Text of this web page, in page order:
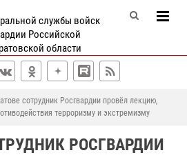
службы войск
Российской
области
сотрудник Росгвардии провёл лекцию,
терроризму и экстремизму
РОСГВАРДИИ